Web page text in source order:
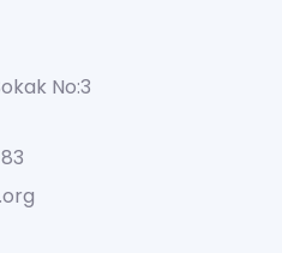
No:3